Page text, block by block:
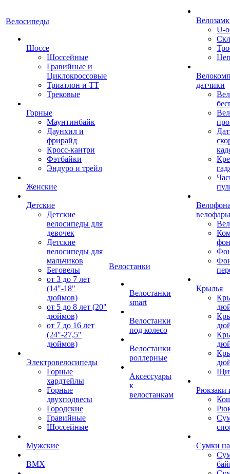
Велосипеды
Шоссе
Шоссейные
Гравийные и
Циклокроссовые
Триатлон и ТТ
Трековые
Горные
Маунтинбайк
Даунхил и
фрирайд
Кросс-кантри
Фэтбайки
Эндуро и трейл
Женские
Детские
Детские
велосипеды для
девочек
Детские
велосипеды для
мальчиков
Беговелы
от 3 до 7 лет
(14"-18"
дюймов)
от 5 до 8 лет (20"
дюймов)
от 7 до 16 лет
(24"-27,5"
дюймов)
Электровелосипеды
Горные
хардтейлы
Горные
двухподвесы
Городские
Гравийные
Шоссейные
Мужские
BMX
Велостанки
Велостанки
smart
Велостанки
под колесо
Велостанки
роллерные
Аксессуары
к
велостанкам
U-
датчики
велофары
Крылья
Рюкзаки
Сумки